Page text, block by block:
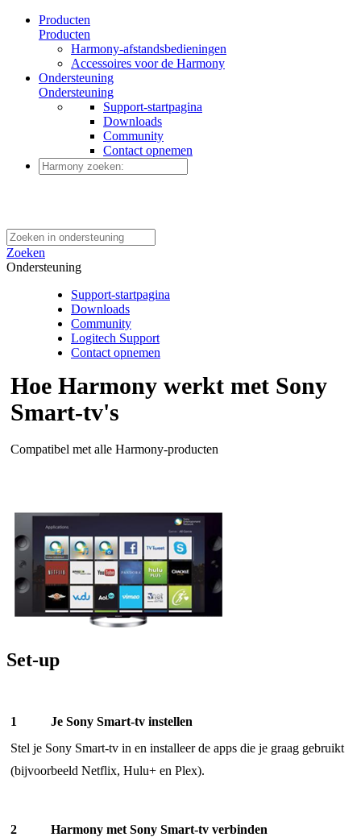
Producten
Producten
Harmony-afstandsbedieningen
Accessoires voor de Harmony
Ondersteuning
Ondersteuning
Support-startpagina
Downloads
Community
Contact opnemen
Zoeken
Ondersteuning
Support-startpagina
Downloads
Community
Logitech Support
Contact opnemen
Hoe Harmony werkt met Sony
Smart-tv's
Compatibel met alle Harmony-producten
Set-up
Je Sony Smart-tv instellen
Stel je Sony Smart-tv in en installeer de apps die je graag gebruikt
(bijvoorbeeld Netflix, Hulu+ en Plex).
Harmony met Sony Smart-tv verbinden